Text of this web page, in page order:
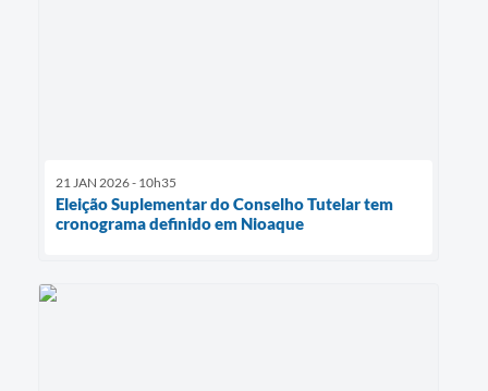
21 JAN 2026 - 10h35
Eleição Suplementar do Conselho Tutelar tem
cronograma definido em Nioaque